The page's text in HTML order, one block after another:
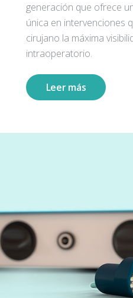
generación que ofrece
única en intervenciones
cirujano la máxima
intraoperatorio.
Leer más